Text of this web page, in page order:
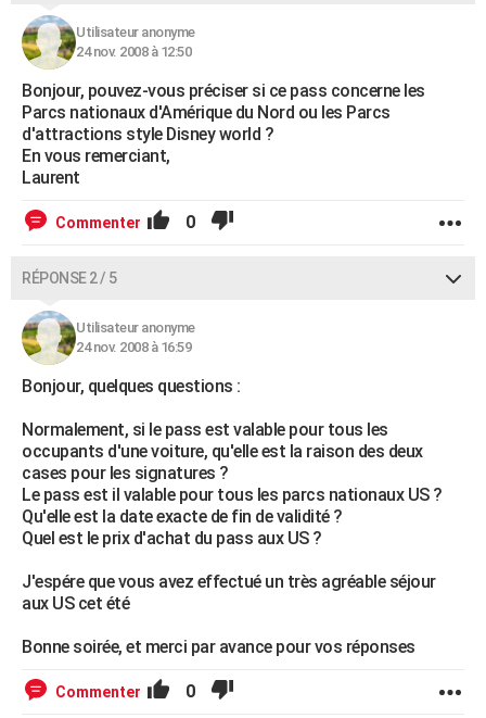
Carte de Noël
Carte Bonne année
Carte Saint-Valentin
Carte Pâques
Carte d'anniversaire
DICTIONNAIRE
Dictionnaire
Biographies
Citations
Expressions
Proverbes
PROGRAMME TV
COPAINS D'AVANT
S'inscrire
Se connecter
Lycées
Collèges
Primaires
Universités
Entreprises
Service militaire
Avis de recherche
AVIS DE DÉCÈS
Utilisateur anonyme
24 nov. 2008 à 12:50
Bonjour, pouvez-vous préciser si ce pass concerne les
Parcs nationaux d'Amérique du Nord ou les Parcs
d'attractions style Disney world ?
En vous remerciant,
Laurent
Commenter 0
RÉPONSE 2 / 5
Utilisateur anonyme
24 nov. 2008 à 16:59
Bonjour, quelques questions :
Normalement, si le pass est valable pour tous les
occupants d'une voiture, qu'elle est la raison des deux
cases pour les signatures ?
Le pass est il valable pour tous les parcs nationaux US ?
Qu'elle est la date exacte de fin de validité ?
Quel est le prix d'achat du pass aux US ?
J'espére que vous avez effectué un très agréable séjour
aux US cet été
Bonne soirée, et merci par avance pour vos réponses
Commenter 0